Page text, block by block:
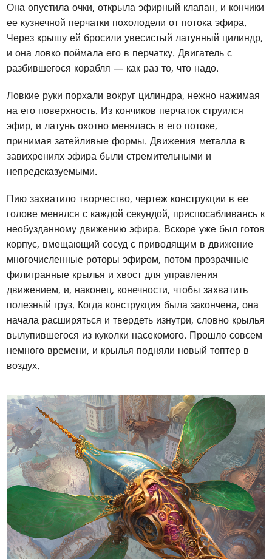
Она опустила очки, открыла эфирный клапан, и кончики
ее кузнечной перчатки похолодели от потока эфира.
Через крышу ей бросили увесистый латунный цилиндр,
и она ловко поймала его в перчатку. Двигатель с
разбившегося корабля — как раз то, что надо.
Ловкие руки порхали вокруг цилиндра, нежно нажимая
на его поверхность. Из кончиков перчаток струился
эфир, и латунь охотно менялась в его потоке,
принимая затейливые формы. Движения металла в
завихрениях эфира были стремительными и
непредсказуемыми.
Пию захватило творчество, чертеж конструкции в ее
голове менялся с каждой секундой, приспосабливаясь к
необузданному движению эфира. Вскоре уже был готов
корпус, вмещающий сосуд с приводящим в движение
многочисленные роторы эфиром, потом прозрачные
филигранные крылья и хвост для управления
движением, и, наконец, конечности, чтобы захватить
полезный груз. Когда конструкция была закончена, она
начала расширяться и твердеть изнутри, словно крылья
вылупившегося из куколки насекомого. Прошло совсем
немного времени, и крылья подняли новый топтер в
воздух.